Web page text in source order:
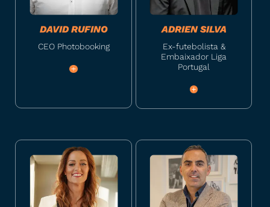
DAVID RUFINO
CEO Photobooking
ADRIEN SILVA
Ex-futebolista &
Embaixador Liga
Portugal